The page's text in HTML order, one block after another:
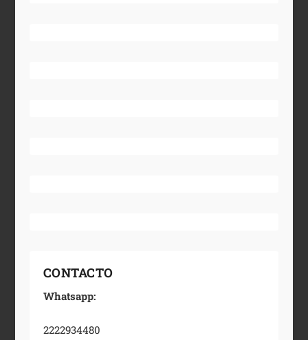
CONTACTO
Whatsapp:
2222934480